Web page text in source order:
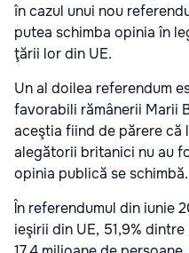
în cazul unui nou
putea schimba opinia în
ţării lor din UE.
Un al doilea referendum
favorabili rămânerii Marii
aceştia fiind de părere că
alegătorii britanici nu au
opinia publică se schimbă.
În referendumul din iunie
ieşirii din UE, 51,9%